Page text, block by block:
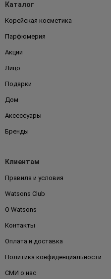
Каталог
Корейская косметика
Парфюмерия
Акции
Лицо
Подарки
Дом
Аксессуары
Бренды
Клиентам
Правила и условия
Watsons Club
О Watsons
Контакты
Оплата и доставка
Политика конфиденциальности
СМИ о нас